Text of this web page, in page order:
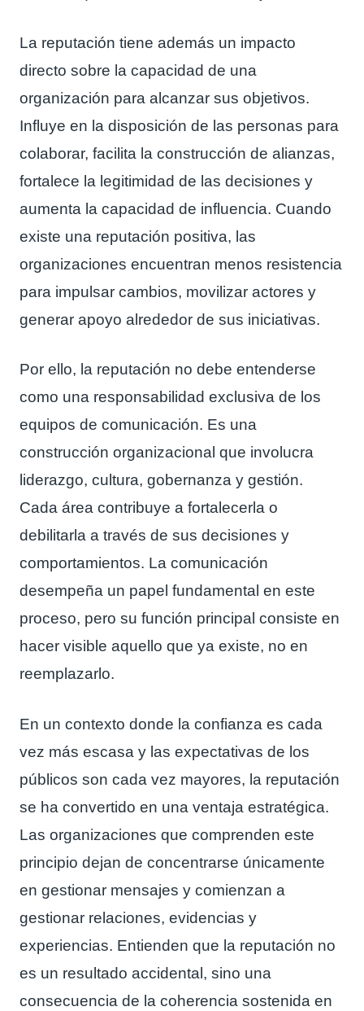
La reputación tiene además un impacto
directo sobre la capacidad de una
organización para alcanzar sus objetivos.
Influye en la disposición de las personas para
colaborar, facilita la construcción de alianzas,
fortalece la legitimidad de las decisiones y
aumenta la capacidad de influencia. Cuando
existe una reputación positiva, las
organizaciones encuentran menos resistencia
para impulsar cambios, movilizar actores y
generar apoyo alrededor de sus iniciativas.
Por ello, la reputación no debe entenderse
como una responsabilidad exclusiva de los
equipos de comunicación. Es una
construcción organizacional que involucra
liderazgo, cultura, gobernanza y gestión.
Cada área contribuye a fortalecerla o
debilitarla a través de sus decisiones y
comportamientos. La comunicación
desempeña un papel fundamental en este
proceso, pero su función principal consiste en
hacer visible aquello que ya existe, no en
reemplazarlo.
En un contexto donde la confianza es cada
vez más escasa y las expectativas de los
públicos son cada vez mayores, la reputación
se ha convertido en una ventaja estratégica.
Las organizaciones que comprenden este
principio dejan de concentrarse únicamente
en gestionar mensajes y comienzan a
gestionar relaciones, evidencias y
experiencias. Entienden que la reputación no
es un resultado accidental, sino una
consecuencia de la coherencia sostenida en